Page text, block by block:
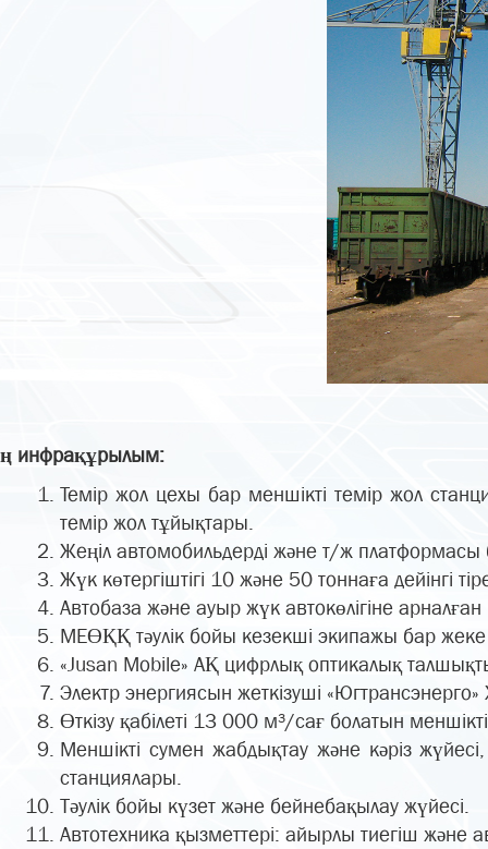
инфрақұрылым:
Темір жол цехы бар меншікті темір жол
темір жол тұйықтары.
Жеңіл автомобильдерді және т/ж
Жүк көтергіштігі 10 және 50 тоннаға дейінгі
Автобаза және ауыр жүк автокөлігіне
МЕӨҚҚ тәулік бойы кезекші экипажы бар жеке
«Jusan Mobile» АҚ цифрлық оптикалық
Электр энергиясын жеткізуші
Өткізу қабілеті 13 000 м³/сағ болатын
Меншікті сумен жабдықтау және кәріз
станциялары.
Тәулік бойы күзет және бейнебақылау жүйесі.
Автотехника қызметтері: айырлы тиегіш және